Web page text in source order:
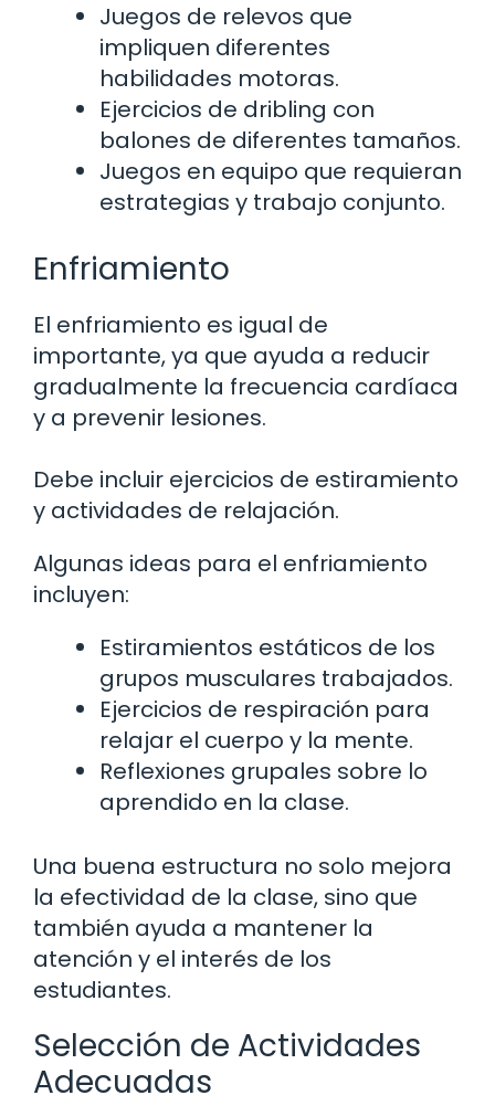
Juegos de relevos que
impliquen diferentes
habilidades motoras.
Ejercicios de dribling con
balones de diferentes tamaños.
Juegos en equipo que requieran
estrategias y trabajo conjunto.
Enfriamiento
El enfriamiento es igual de
importante, ya que ayuda a reducir
gradualmente la frecuencia cardíaca
y a prevenir lesiones.
Debe incluir ejercicios de estiramiento
y actividades de relajación.
Algunas ideas para el enfriamiento
incluyen:
Estiramientos estáticos de los
grupos musculares trabajados.
Ejercicios de respiración para
relajar el cuerpo y la mente.
Reflexiones grupales sobre lo
aprendido en la clase.
Una buena estructura no solo mejora
la efectividad de la clase, sino que
también ayuda a mantener la
atención y el interés de los
estudiantes.
Selección de Actividades
Adecuadas